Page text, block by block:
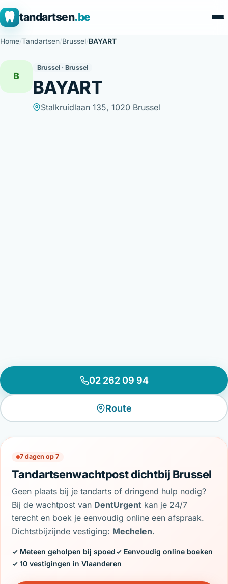
tandartsen.be
Home/Tandartsen/Brussel/BAYART
B
Brussel · Brussel
BAYART
Stalkruidlaan 135, 1020 Brussel
02 262 09 94
Route
7 dagen op 7
Tandartsenwachtpost dichtbij Brussel
Geen plaats bij je tandarts of dringend hulp nodig?
Bij de wachtpost van DentUrgent kan je 24/7
terecht en boek je eenvoudig online een afspraak.
Dichtstbijzijnde vestiging: Mechelen.
✓ Meteen geholpen bij spoed✓ Eenvoudig online boeken
✓ 10 vestigingen in Vlaanderen